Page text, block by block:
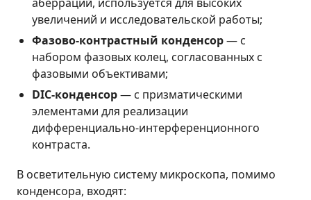
увеличений и исследовательской работы;
Фазово-контрастный конденсор— с
набором фазовых колец, согласованных с
фазовыми объективами;
DIC-конденсор— с призматическими
элементами для реализации
дифференциально-интерференционного
контраста.
В осветительную систему микроскопа, помимо
конденсора, входят: